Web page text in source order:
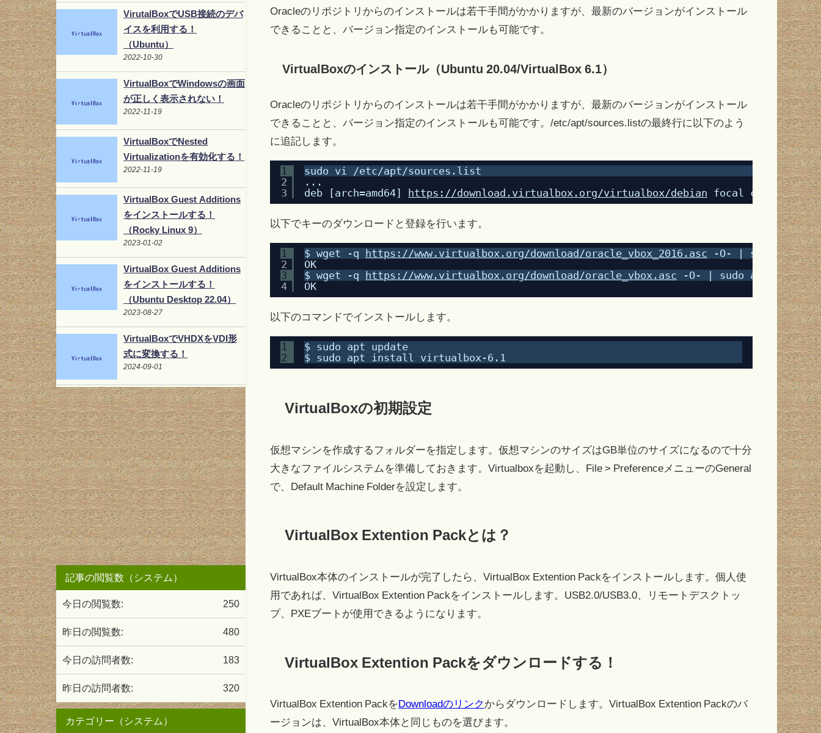
Oracleのリポジトリからのインストールは若干手間がかかりますが、最新のバージョンがインストール
できることと、バージョン指定のインストールも可能です。
VirtualBoxのインストール（Ubuntu 20.04/VirtualBox 6.1）
Oracleのリポジトリからのインストールは若干手間がかかりますが、最新のバージョンがインストール
できることと、バージョン指定のインストールも可能です。/etc/apt/sources.listの最終行に以下のよう
に追記します。
1
2
3
sudo vi /etc/apt/sources.list
...
deb [arch=amd64]
https://download.virtualbox.org/virtualbox/debian focal contrib
以下でキーのダウンロードと登録を行います。
1
2
3
4
$ wget -q https://www.virtualbox.org/download/oracle_vbox_2016.asc -O- | sudo apt-
OK
$ wget -q
https://www.virtualbox.org/download/oracle_vbox.asc -O- | sudo apt-key
OK
以下のコマンドでインストールします。
1
2
$ sudo apt update
$ sudo apt install virtualbox-6.1
VirtualBoxの初期設定
仮想マシンを作成するフォルダーを指定します。仮想マシンのサイズはGB単位のサイズになるので十分
大きなファイルシステムを準備しておきます。Virtualboxを起動し、File > PreferenceメニューのGeneral
で、Default Machine Folderを設定します。
VirtualBox Extention Packとは？
VirtualBox本体のインストールが完了したら、VirtualBox Extention Packをインストールします。個人使
用であれば、VirtualBox Extention Packをインストールします。USB2.0/USB3.0、リモートデスクトッ
プ、PXEブートが使用できるようになります。
VirtualBox Extention Packをダウンロードする！
VirtualBox Extention PackをDownloadのリンク からダウンロードします。VirtualBox Extention Packのバ
ージョンは、VirtualBox本体と同じものを選びます。
VirutalBoxでUSB接続のデバ
イスを利用する！
（Ubuntu）
2022-10-30
VirtualBoxでWindowsの画面
が正しく表示されない！
2022-11-19
VirtualBoxでNested
Virtualizationを有効化する！
2022-11-19
VirtualBox Guest Additions
をインストールする！
（Rocky Linux 9）
2023-01-02
VirtualBox Guest Additions
をインストールする！
（Ubuntu Desktop 22.04）
2023-08-27
VirtualBoxでVHDXをVDI形
式に変換する！
2024-09-01
記事の閲覧数（システム）
250
今日の閲覧数:
480
昨日の閲覧数:
183
今日の訪問者数:
320
昨日の訪問者数:
カテゴリー（システム）